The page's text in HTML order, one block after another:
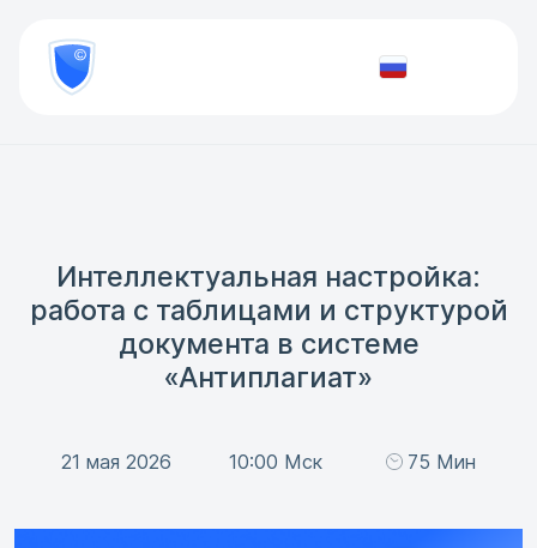
800
777-
81-Проверить
Интеллектуальная настройка:
работа с таблицами и структурой
документа в системе
«Антиплагиат»
21 мая 2026 10:00 Мск 75 Мин